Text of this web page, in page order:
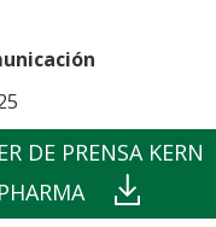
DE PRENSA KERN
PHARMA